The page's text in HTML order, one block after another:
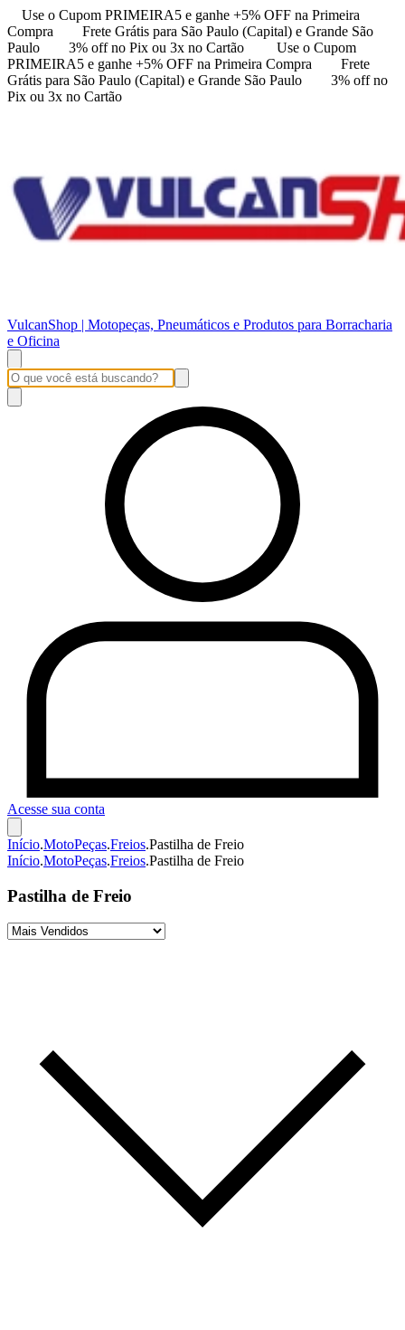
Use o Cupom PRIMEIRA5 e ganhe +5% OFF na Primeira
Compra
Frete Grátis para São Paulo (Capital) e Grande São
Paulo
3% off no Pix ou 3x no Cartão
Use o Cupom
PRIMEIRA5 e ganhe +5% OFF na Primeira Compra
Frete
Grátis para São Paulo (Capital) e Grande São Paulo
3% off no
Pix ou 3x no Cartão
VulcanShop | Motopeças, Pneumáticos e Produtos para Borracharia
e Oficina
Acesse sua conta
Início.MotoPeças.Freios.Pastilha de Freio
Início.MotoPeças.Freios.Pastilha de Freio
Pastilha de Freio